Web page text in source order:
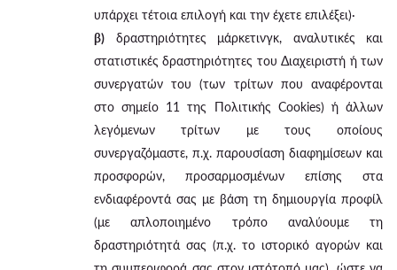
υπάρχει τέτοια επιλογή και την έχετε επιλέξει)·
β) δραστηριότητες μάρκετινγκ, αναλυτικές και
στατιστικές δραστηριότητες του Διαχειριστή ή των
συνεργατών του (των τρίτων που αναφέρονται
στο σημείο 11 της Πολιτικής Cookies) ή άλλων
λεγόμενων τρίτων με τους οποίους
συνεργαζόμαστε, π.χ. παρουσίαση διαφημίσεων και
προσφορών, προσαρμοσμένων επίσης στα
ενδιαφέροντά σας με βάση τη δημιουργία προφίλ
(με απλοποιημένο τρόπο αναλύουμε τη
δραστηριότητά σας (π.χ. το ιστορικό αγορών και